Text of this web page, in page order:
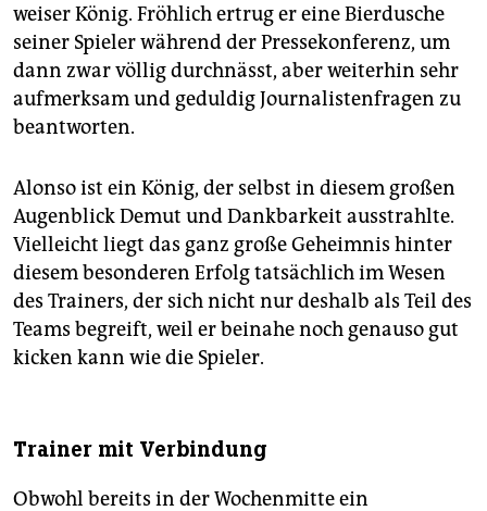
weiser König. Fröhlich ertrug er eine Bierdusche
seiner Spieler während der Pressekonferenz, um
dann zwar völlig durchnässt, aber weiterhin sehr
aufmerksam und geduldig Journalistenfragen zu
beantworten.
Alonso ist ein König, der selbst in diesem großen
Augenblick Demut und Dankbarkeit ausstrahlte.
Vielleicht liegt das ganz große Geheimnis hinter
diesem besonderen Erfolg tatsächlich im Wesen
des Trainers, der sich nicht nur deshalb als Teil des
Teams begreift, weil er beinahe noch genauso gut
kicken kann wie die Spieler.
Trainer mit Verbindung
Obwohl bereits in der Wochenmitte ein